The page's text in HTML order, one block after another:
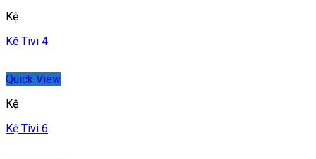
Kệ
Kệ Tivi 4
Quick View
Kệ
Kệ Tivi 6